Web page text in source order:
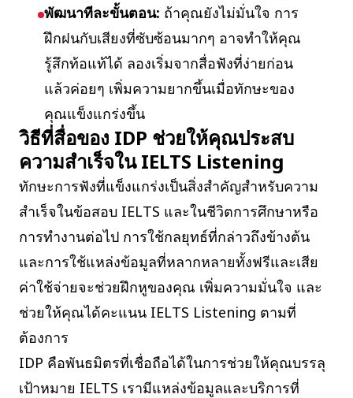
พัฒนาทีละขั้นตอน: ถ้าคุณยังไม่มั่นใจ การ
ฝึกฝนกับเสียงที่ซับซ้อนมากๆ อาจทำให้คุณ
รู้สึกท้อแท้ได้ ลองเริ่มจากสื่อฟังที่ง่ายก่อน
แล้วค่อยๆ เพิ่มความยากขึ้นเมื่อทักษะของ
คุณแข็งแกร่งขึ้น
วิธีที่สื่อของ IDP ช่วยให้คุณประสบ
ความสำเร็จใน IELTS Listening
ทักษะการฟังที่แข็งแกร่งเป็นสิ่งสำคัญสำหรับความ
สำเร็จในข้อสอบ IELTS และในชีวิตการศึกษาหรือ
การทำงานต่อไป การใช้กลยุทธ์ที่กล่าวถึงข้างต้น
และการใช้แหล่งข้อมูลที่หลากหลายทั้งฟรีและเสีย
ค่าใช้จ่ายจะช่วยฝึกหูของคุณ เพิ่มความมั่นใจ และ
ช่วยให้คุณได้คะแนน IELTS Listening ตามที่
ต้องการ
IDP คือพันธมิตรที่เชื่อถือได้ในการช่วยให้คุณบรรลุ
เป้าหมาย IELTS เรามีแหล่งข้อมูลและบริการที่